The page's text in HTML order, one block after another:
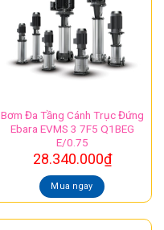
Bơm Đa Tầng Cánh Trục Đứng
Ebara EVMS 3 7F5 Q1BEG
E/0.75
28.340.000₫
Mua ngay